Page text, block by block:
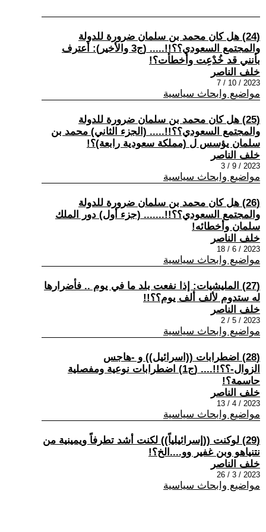
(24) هل كان محمد بن سلمان ضرورة للدولة
والمجتمع السعودي؟؟!!..... (ج3 والأخير): أعترف
بأنني قد خُدْعِت وأخطأت؟!
خلف الناصر
2023 / 10 / 7
مواضيع وابحاث سياسية
(25) هل كان محمد بن سلمان ضرورة للدولة
والمجتمع السعودي؟؟!!..... (الجزء الثاني) محمد بن
سلمان يؤسس ل (مملكة سعودية رابعة)؟!
خلف الناصر
2023 / 9 / 3
مواضيع وابحاث سياسية
(26) هل كان محمد بن سلمان ضرورة للدولة
والمجتمع السعودي؟؟!!....... (جزء أول) دور الملك
سلمان وأخطائه!
خلف الناصر
2023 / 6 / 18
مواضيع وابحاث سياسية
(27) المليشيات: إذا نفعت بلد ما في يوم .. فأضرارها
له ستدوم لألف ألف يوم؟؟!!
خلف الناصر
2023 / 5 / 2
مواضيع وابحاث سياسية
(28) اضطرابات ((اسرائيل)) و -هاجس
الزوال-؟؟!!.... (ج1) اضطرابات نوعية ومفصلية
حاسمة؟!
خلف الناصر
2023 / 4 / 13
مواضيع وابحاث سياسية
(29) لوكنت ((إسرائيلياً)) لكنت أشد تطرفاً ويمينية من
نتنياهو وبن غفير وو....الخ؟!
خلف الناصر
2023 / 3 / 26
مواضيع وابحاث سياسية